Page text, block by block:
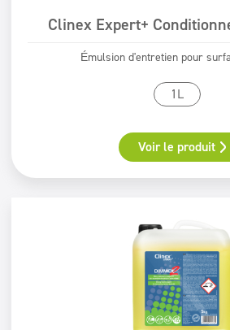
Clinex Expert+
Émulsion d'entretien pour
1L
Voir le produit